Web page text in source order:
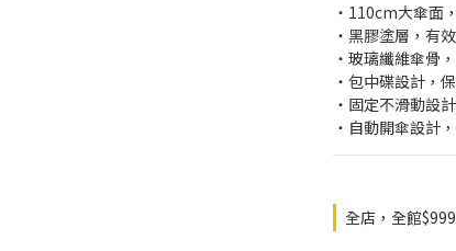
‧110cm大傘面
‧黑膠塗層，有
‧玻璃纖維傘骨
‧包中碟設計，
‧固定不滑動設
‧自動開傘設計
全店，全館